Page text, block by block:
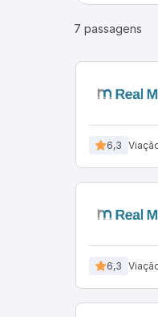
7 passagens
6,3
6,3